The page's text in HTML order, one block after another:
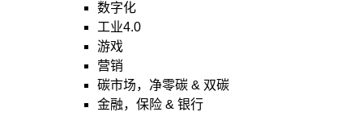
数字化
工业4.0
游戏
营销
碳市场，净零碳 & 双碳
金融，保险 & 银行